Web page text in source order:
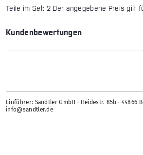
Teile im Set: 2 Der angegebene Preis gilt
Kundenbewertungen
Einführer: Sandtler GmbH · Heidestr. 85b · 44866
info@sandtler.de